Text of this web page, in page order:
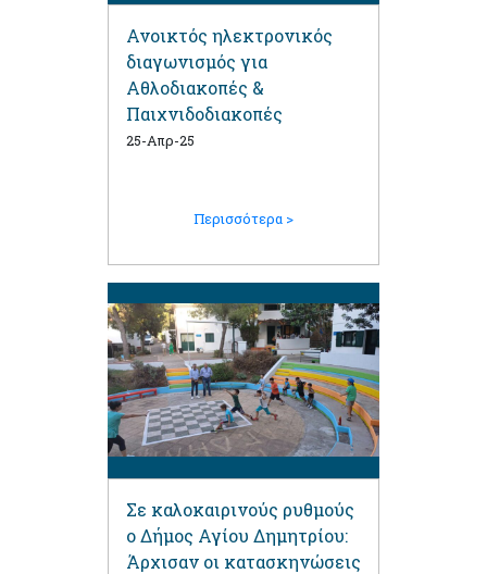
Ανοικτός ηλεκτρονικός
διαγωνισμός για
Αθλοδιακοπές &
Παιχνιδοδιακοπές
25-Απρ-25
Περισσότερα >
Σε καλοκαιρινούς ρυθμούς
ο Δήμος Αγίου Δημητρίου:
Άρχισαν οι κατασκηνώσεις